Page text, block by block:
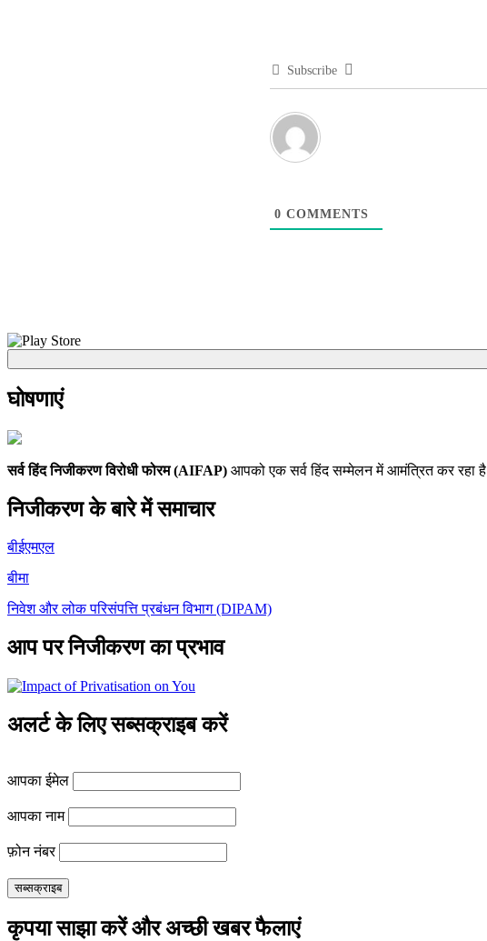
Subscribe
0 COMMENTS
घोषणाएं
सर्व हिंद निजीकरण विरोधी फोरम (AIFAP) आपको एक सर्व हिंद सम्मेलन में आमंत्रित कर रहा है
निजीकरण के बारे में समाचार
बीईएमएल
बीमा
निवेश और लोक परिसंपत्ति प्रबंधन विभाग (DIPAM)
आप पर निजीकरण का प्रभाव
अलर्ट के लिए सब्सक्राइब करें
आपका ईमेल
आपका नाम
फ़ोन नंबर
कृपया साझा करें और अच्छी खबर फैलाएं